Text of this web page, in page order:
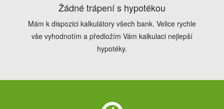
Žádné trápení s hypotékou
Mám k dispozici kalkulátory všech bank. Velice rychle
vše vyhodnotím a předložím Vám kalkulaci nejlepší
hypotéky.